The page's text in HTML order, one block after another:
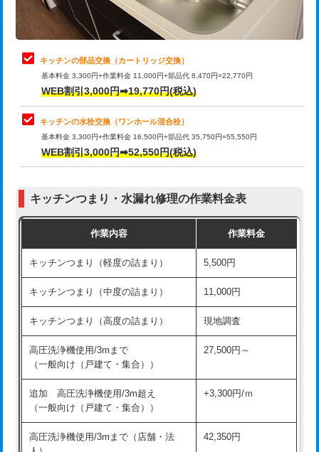
給水管工事※（土の掘削・埋め戻し作
11,000円
給水管工事※（塩ビ管（VP・HI）使
用/3ｍまで)
給水管工事※（塩ビ管（VP・HI）使
用（追加）/3ｍ超え)
給水管工事※（ライニング鋼管・銅
管・ポリ管・HT管使用/3ｍまで)
44,000円
管・ポリ管・HT管使用/3ｍ超え)
排水管工事（土の掘削・埋め戻し作
11,000円~
排水管工事（排水管工事/3ｍまで） 55,000円
排水管工事（追加 排水管工事/3ｍ超
+11,000円
マス交換（深さ50㎝未満）
マス交換（深さ50㎝以上） 66,000円
コンクリート斫り（厚さ10㎝まで）
理・調整・分解・加工など（軽作業）
止水・漏水調査・防水処理・清掃・修
理・調整・分解・加工など（中作業）
22,000円
止水・漏水調査・防水処理・清掃・修
理・調整・分解・加工など（重作業）
33,000円
お風呂タンク脱着
その他部品の脱着
式・ワンホール）)
交換・取付(排水栓・排水トラップ
22,000円+材料費
持込商品取付（単水栓）
持込商品取付（混合水栓） 16,500円
キッチンの部品交換（カートリッジ交換）
基本料金 3,300円+作業料金 11,000円+部品代 8,470円=22,770円
WEB割引3,000円➡19,770円(税込)
キッチンの水栓交換（ワンホール混合栓）
基本料金 3,300円+作業料金 16,500円+部品代 35,750円=55,550円
WEB割引3,000円➡52,550円(税込)
キッチンつまり・水漏れ修理の作業料金表
作業内容 作業料金
キッチンつまり（軽度の詰まり） 5,500円
キッチンつまり（中度の詰まり） 11,000円
キッチンつまり（高度の詰まり） 現地調査
高圧洗浄機使用/3mまで
（一般向け（戸建て・集合））
27,500円～
追加 高圧洗浄機使用/3m超え
（一般向け（戸建て・集合））
+3,300円/ｍ
高圧洗浄機使用/3mまで（店舗・法
42,350円